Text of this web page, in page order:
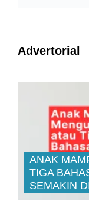
Advertorial
ANAK
TIGA
SEMAKIN